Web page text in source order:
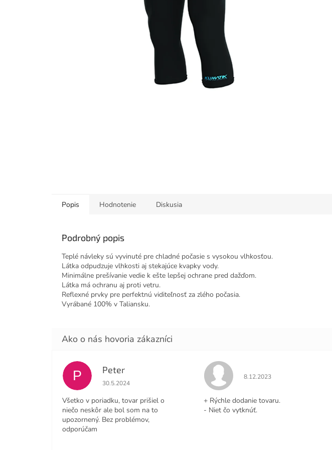
Popis Hodnotenie Diskusia
Podrobný popis
Teplé návleky sú vyvinuté pre chladné počasie s vysokou vlhkosťou.
Látka odpudzuje vlhkosti aj stekajúce kvapky vody.
Minimálne prešívanie vedie k ešte lepšej ochrane pred dažďom.
Látka má ochranu aj proti vetru.
Reflexné prvky pre perfektnú viditeľnosť za zlého počasia.
Vyrábané 100% v Taliansku.
P Peter
Hodnotenie obchodu je 4 z 5 hviezdičiek.
30.5.2024
Všetko v poriadku, tovar prišiel o
niečo neskôr ale bol som na to
upozornený. Bez problémov,
odporúčam
Hodnotenie obchodu je 5 z 5
8.12.2023
+ Rýchle dodanie tovaru.
- Niet čo vytknúť.